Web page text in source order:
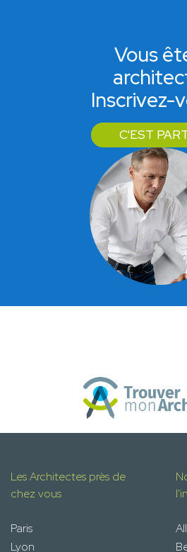
Vous
Inscrivez-
C'EST
Les Architectes près de
chez vous
Paris
Lyon